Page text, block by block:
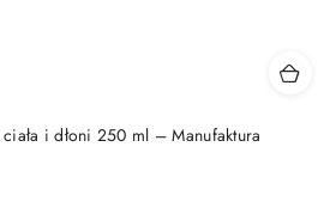
i dłoni 250 ml – Manufaktura